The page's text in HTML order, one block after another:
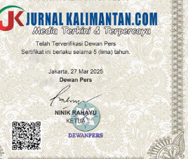
baik di lapangan,
serta mendampingi
sasaran dan sesuai regulasi,”
metode penyampaian
kondisi riil di lapangan.